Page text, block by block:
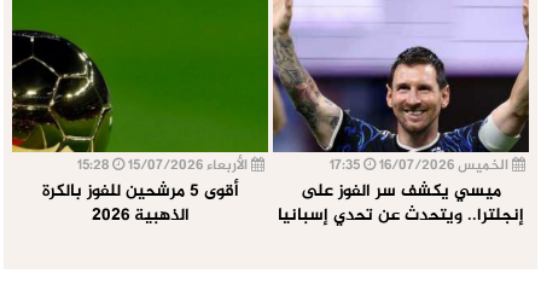
الخميس 16/07/2026
ميسي يكشف سر الفوز على
إنجلترا.. ويتحدث عن تحدي إسبانيا
الأربعاء 15/07/2026
أقوى 5 مرشحين للفوز بالكرة
الذهبية 2026